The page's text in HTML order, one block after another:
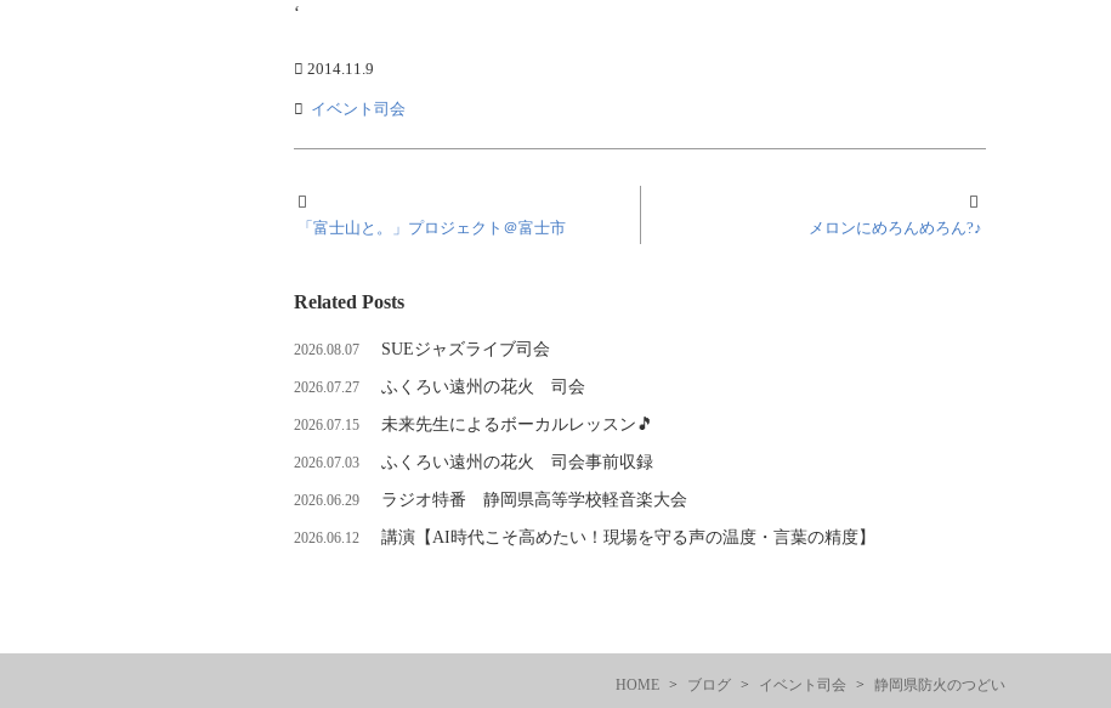
‘
2014.11.9
イベント司会
「富士山と。」プロジェクト＠富士市 メロンにめろんめろん?♪
Related Posts
2026.08.07 SUEジャズライブ司会
2026.07.27 ふくろい遠州の花火 司会
2026.07.15 未来先生によるボーカルレッスン🎵
2026.07.03 ふくろい遠州の花火 司会事前収録
2026.06.29 ラジオ特番 静岡県高等学校軽音楽大会
2026.06.12 講演【AI時代こそ高めたい！現場を守る声の温度・言葉の精度】
HOME ブログ イベント司会 静岡県防火のつどい